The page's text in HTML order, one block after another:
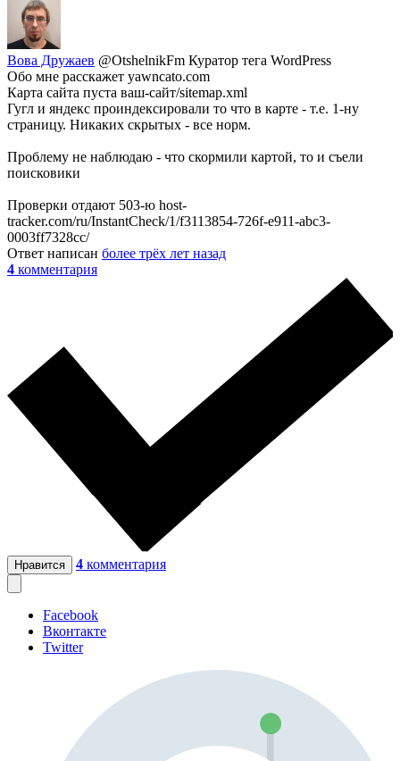
Вова Дружаев @OtshelnikFm Куратор тега WordPress
Обо мне расскажет yawncato.com
Карта сайта пуста ваш-сайт/sitemap.xml
Гугл и яндекс проиндексировали то что в карте - т.е. 1-ну
страницу. Никаких скрытых - все норм.
Проблему не наблюдаю - что скормили картой, то и съели
поисковики
Проверки отдают 503-ю host-
tracker.com/ru/InstantCheck/1/f3113854-726f-e911-abc3-
0003ff7328cc/
Ответ написан более трёх лет назад
4 комментария
Нравится 4 комментария
Facebook
Вконтакте
Twitter